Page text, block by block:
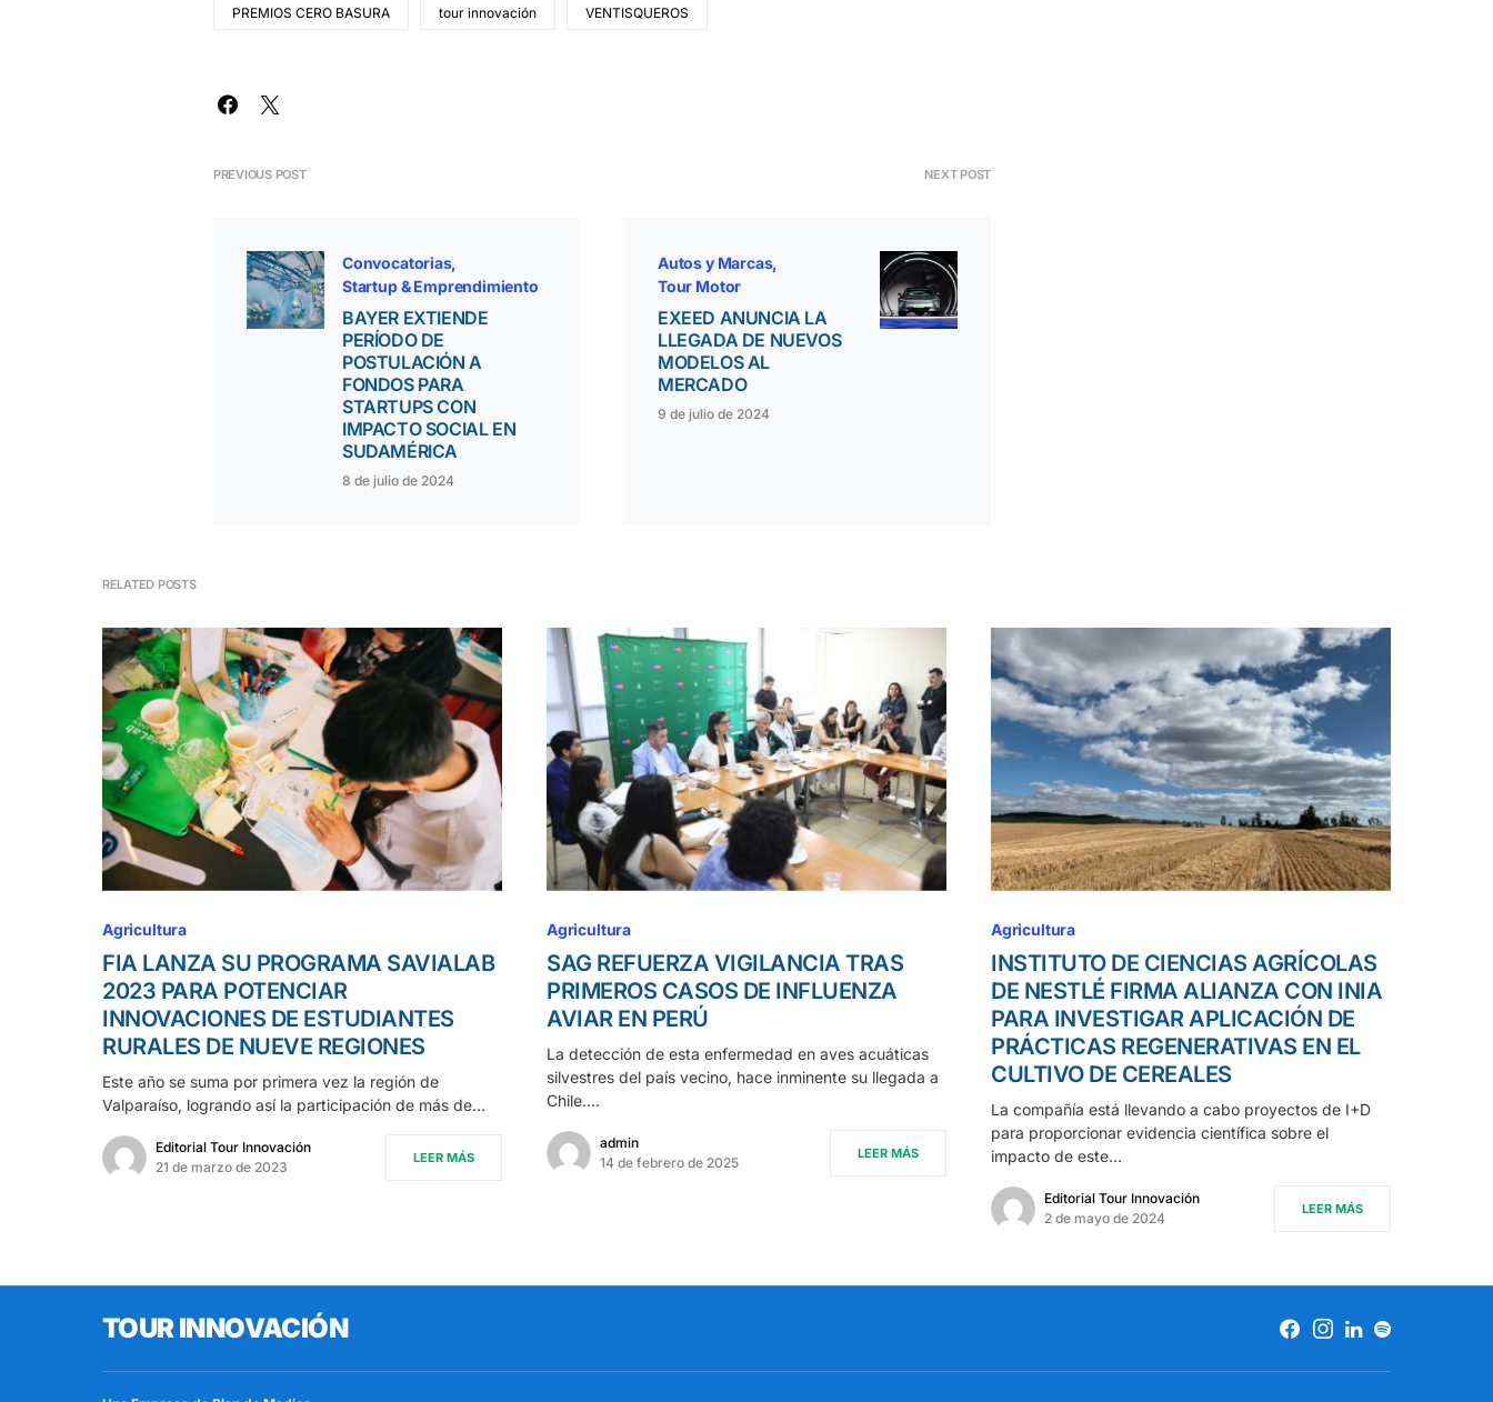
PREMIOS CERO BASURA tour innovación VENTISQUEROS
PREVIOUS POST
Convocatorias
Startup & Emprendimiento
BAYER EXTIENDE
PERÍODO DE
POSTULACIÓN A
FONDOS PARA
STARTUPS CON
IMPACTO SOCIAL EN
SUDAMÉRICA
8 de julio de 2024
NEXT POST
Autos y Marcas
Tour Motor
EXEED ANUNCIA LA
LLEGADA DE NUEVOS
MODELOS AL
MERCADO
9 de julio de 2024
RELATED POSTS
Agricultura
FIA LANZA SU PROGRAMA SAVIALAB
2023 PARA POTENCIAR
INNOVACIONES DE ESTUDIANTES
RURALES DE NUEVE REGIONES
Este año se suma por primera vez la región de
Valparaíso, logrando así la participación de más de…
Editorial Tour Innovación
21 de marzo de 2023
LEER MÁS
Agricultura
SAG REFUERZA VIGILANCIA TRAS
PRIMEROS CASOS DE INFLUENZA
AVIAR EN PERÚ
La detección de esta enfermedad en aves acuáticas
silvestres del país vecino, hace inminente su llegada a
Chile.…
admin
14 de febrero de 2025
LEER MÁS
Agricultura
INSTITUTO DE CIENCIAS AGRÍCOLAS
DE NESTLÉ FIRMA ALIANZA CON INIA
PARA INVESTIGAR APLICACIÓN DE
PRÁCTICAS REGENERATIVAS EN EL
CULTIVO DE CEREALES
La compañía está llevando a cabo proyectos de I+D
para proporcionar evidencia científica sobre el
impacto de este…
Editorial Tour Innovación
2 de mayo de 2024
LEER MÁS
TOUR INNOVACIÓN